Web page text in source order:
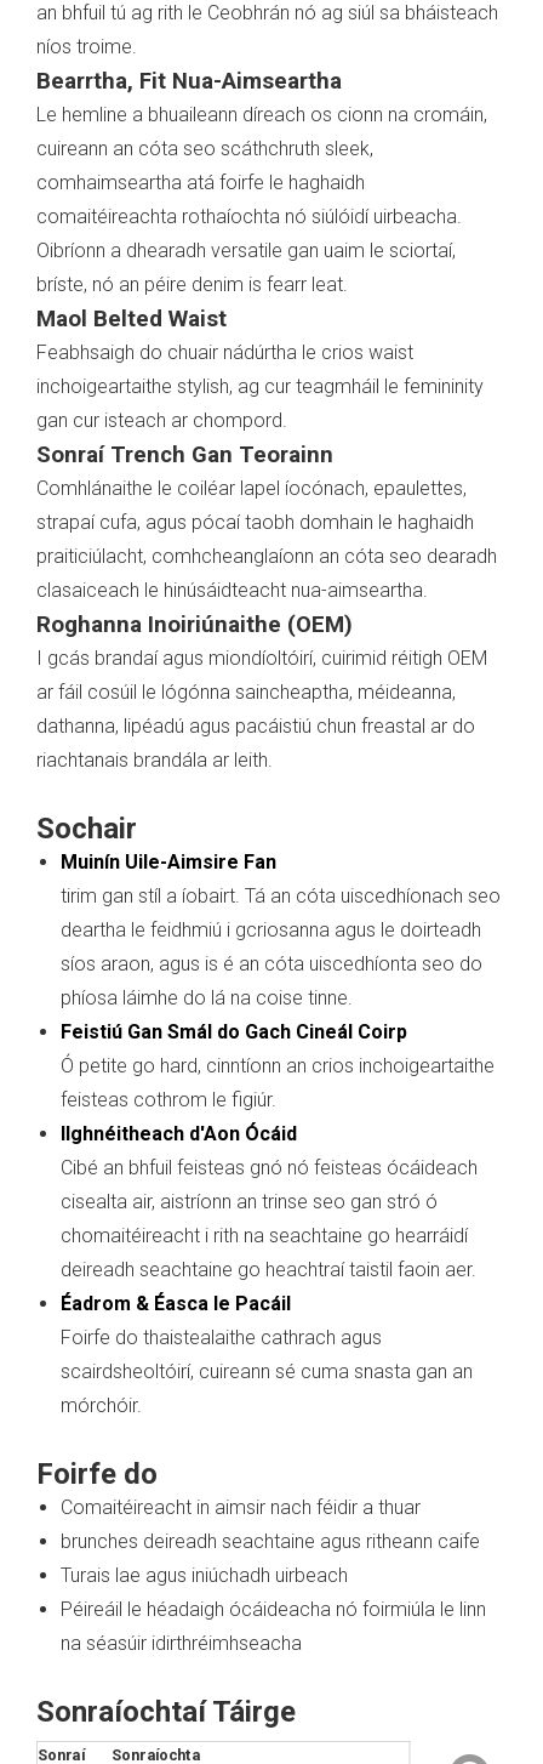
an bhfuil tú ag rith le Ceobhrán nó ag siúl sa bháisteach
níos troime.
Bearrtha, Fit Nua-Aimseartha
Le hemline a bhuaileann díreach os cionn na cromáin,
cuireann an cóta seo scáthchruth sleek,
comhaimseartha atá foirfe le haghaidh
comaitéireachta rothaíochta nó siúlóidí uirbeacha.
Oibríonn a dhearadh versatile gan uaim le sciortaí,
bríste, nó an péire denim is fearr leat.
Maol Belted Waist
Feabhsaigh do chuair nádúrtha le crios waist
inchoigeartaithe stylish, ag cur teagmháil le femininity
gan cur isteach ar chompord.
Sonraí Trench Gan Teorainn
Comhlánaithe le coiléar lapel íocónach, epaulettes,
strapaí cufa, agus pócaí taobh domhain le haghaidh
praiticiúlacht, comhcheanglaíonn an cóta seo dearadh
clasaiceach le hinúsáidteacht nua-aimseartha.
Roghanna Inoiriúnaithe (OEM)
I gcás brandaí agus miondíoltóirí, cuirimid réitigh OEM
ar fáil cosúil le lógónna saincheaptha, méideanna,
dathanna, lipéadú agus pacáistiú chun freastal ar do
riachtanais brandála ar leith.
Sochair
Muinín Uile-Aimsire Fan
tirim gan stíl a íobairt. Tá an cóta uiscedhíonach seo
deartha le feidhmiú i gcriosanna agus le doirteadh
síos araon, agus is é an cóta uiscedhíonta seo do
phíosa láimhe do lá na coise tinne.
Feistiú Gan Smál do Gach Cineál Coirp
Ó petite go hard, cinntíonn an crios inchoigeartaithe
feisteas cothrom le figiúr.
Ilghnéitheach d'Aon Ócáid
Cibé an bhfuil feisteas gnó nó feisteas ócáideach
cisealta air, aistríonn an trinse seo gan stró ó
chomaitéireacht i rith na seachtaine go hearráidí
deireadh seachtaine go heachtraí taistil faoin aer.
Éadrom & Éasca le Pacáil
Foirfe do thaistealaithe cathrach agus
scairdsheoltóirí, cuireann sé cuma snasta gan an
mórchóir.
Foirfe do
Comaitéireacht in aimsir nach féidir a thuar
brunches deireadh seachtaine agus ritheann caife
Turais lae agus iniúchadh uirbeach
Péireáil le héadaigh ócáideacha nó foirmiúla le linn
na séasúir idirthréimhseacha
Sonraíochtaí Táirge
Sonraí Sonraíochta